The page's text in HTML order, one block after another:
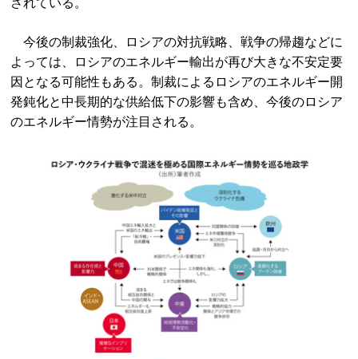
今後の制裁強化、ロシアの対抗戦略、戦争の帰趨などに
よっては、ロシアのエネルギー輸出が再び大きな不安定要
因となる可能性もある。制裁によるロシアのエネルギー開
発鈍化と中長期的な供給低下の影響も含め、今後のロシア
のエネルギー情勢が注目される。